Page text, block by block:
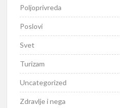
Poljoprivreda
Poslovi
Svet
Turizam
Uncategorized
Zdravlje i nega